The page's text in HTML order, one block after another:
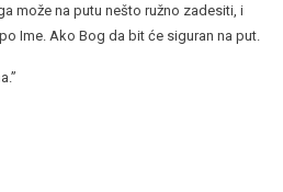
može na putu nešto ružno zadesiti, i
Ime. Ako Bog da bit će siguran na put.